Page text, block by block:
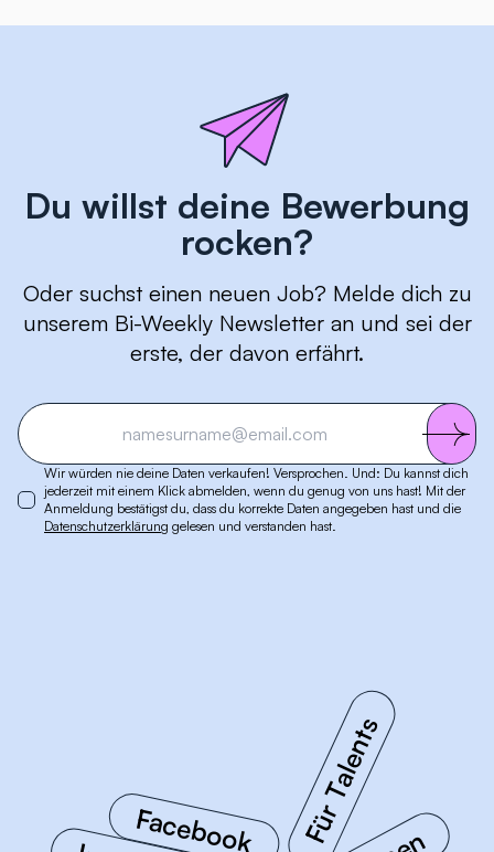
Du willst deine Bewerbung
rocken?
Oder suchst einen neuen Job? Melde dich zu
unserem Bi-Weekly Newsletter an und sei der
erste, der davon erfährt.
Wir würden nie deine Daten verkaufen! Versprochen. Und: Du kannst dich
jederzeit mit einem Klick abmelden, wenn du genug von uns hast! Mit der
Anmeldung bestätigst du, dass du korrekte Daten angegeben hast und die
Datenschutzerklärung gelesen und verstanden hast.
Facebook Für Talents